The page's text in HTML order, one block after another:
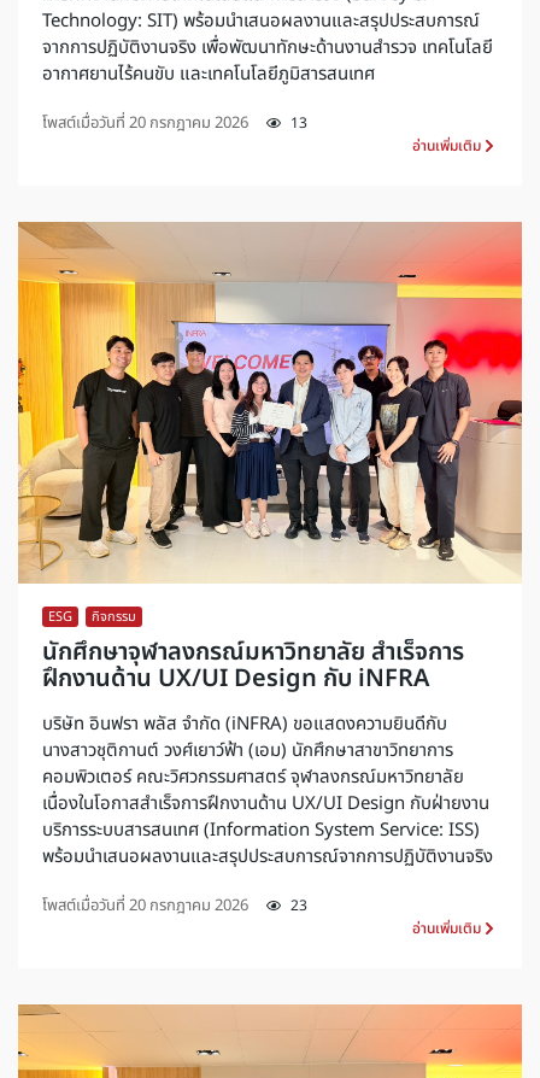
Technology: SIT) พร้อมนำเสนอผลงานและสรุปประสบการณ์
จากการปฏิบัติงานจริง เพื่อพัฒนาทักษะด้านงานสำรวจ เทคโนโลยี
อากาศยานไร้คนขับ และเทคโนโลยีภูมิสารสนเทศ
โพสต์เมื่อวันที่ 20 กรกฎาคม 2026
13
อ่านเพิ่มเติม
ESG กิจกรรม
นักศึกษาจุฬาลงกรณ์มหาวิทยาลัย สำเร็จการ
ฝึกงานด้าน UX/UI Design กับ iNFRA
บริษัท อินฟรา พลัส จำกัด (iNFRA) ขอแสดงความยินดีกับ
นางสาวชุติกานต์ วงศ์เยาว์ฟ้า (เอม) นักศึกษาสาขาวิทยาการ
คอมพิวเตอร์ คณะวิศวกรรมศาสตร์ จุฬาลงกรณ์มหาวิทยาลัย
เนื่องในโอกาสสำเร็จการฝึกงานด้าน UX/UI Design กับฝ่ายงาน
บริการระบบสารสนเทศ (Information System Service: ISS)
พร้อมนำเสนอผลงานและสรุปประสบการณ์จากการปฏิบัติงานจริง
โพสต์เมื่อวันที่ 20 กรกฎาคม 2026
23
อ่านเพิ่มเติม